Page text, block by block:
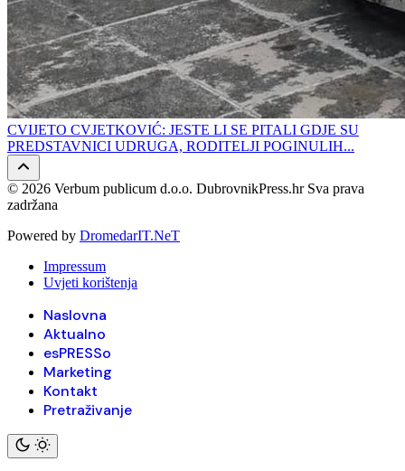
CVIJETO CVJETKOVIĆ: JESTE LI SE PITALI GDJE SU
PREDSTAVNICI UDRUGA, RODITELJI POGINULIH...
© 2026 Verbum publicum d.o.o. DubrovnikPress.hr Sva prava
zadržana
Powered by DromedarIT.NeT
Impressum
Uvjeti korištenja
Naslovna
Aktualno
esPRESSo
Marketing
Kontakt
Pretraživanje